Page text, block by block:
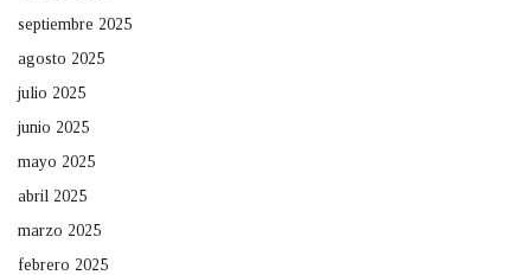
septiembre 2025
agosto 2025
julio 2025
junio 2025
mayo 2025
abril 2025
marzo 2025
febrero 2025